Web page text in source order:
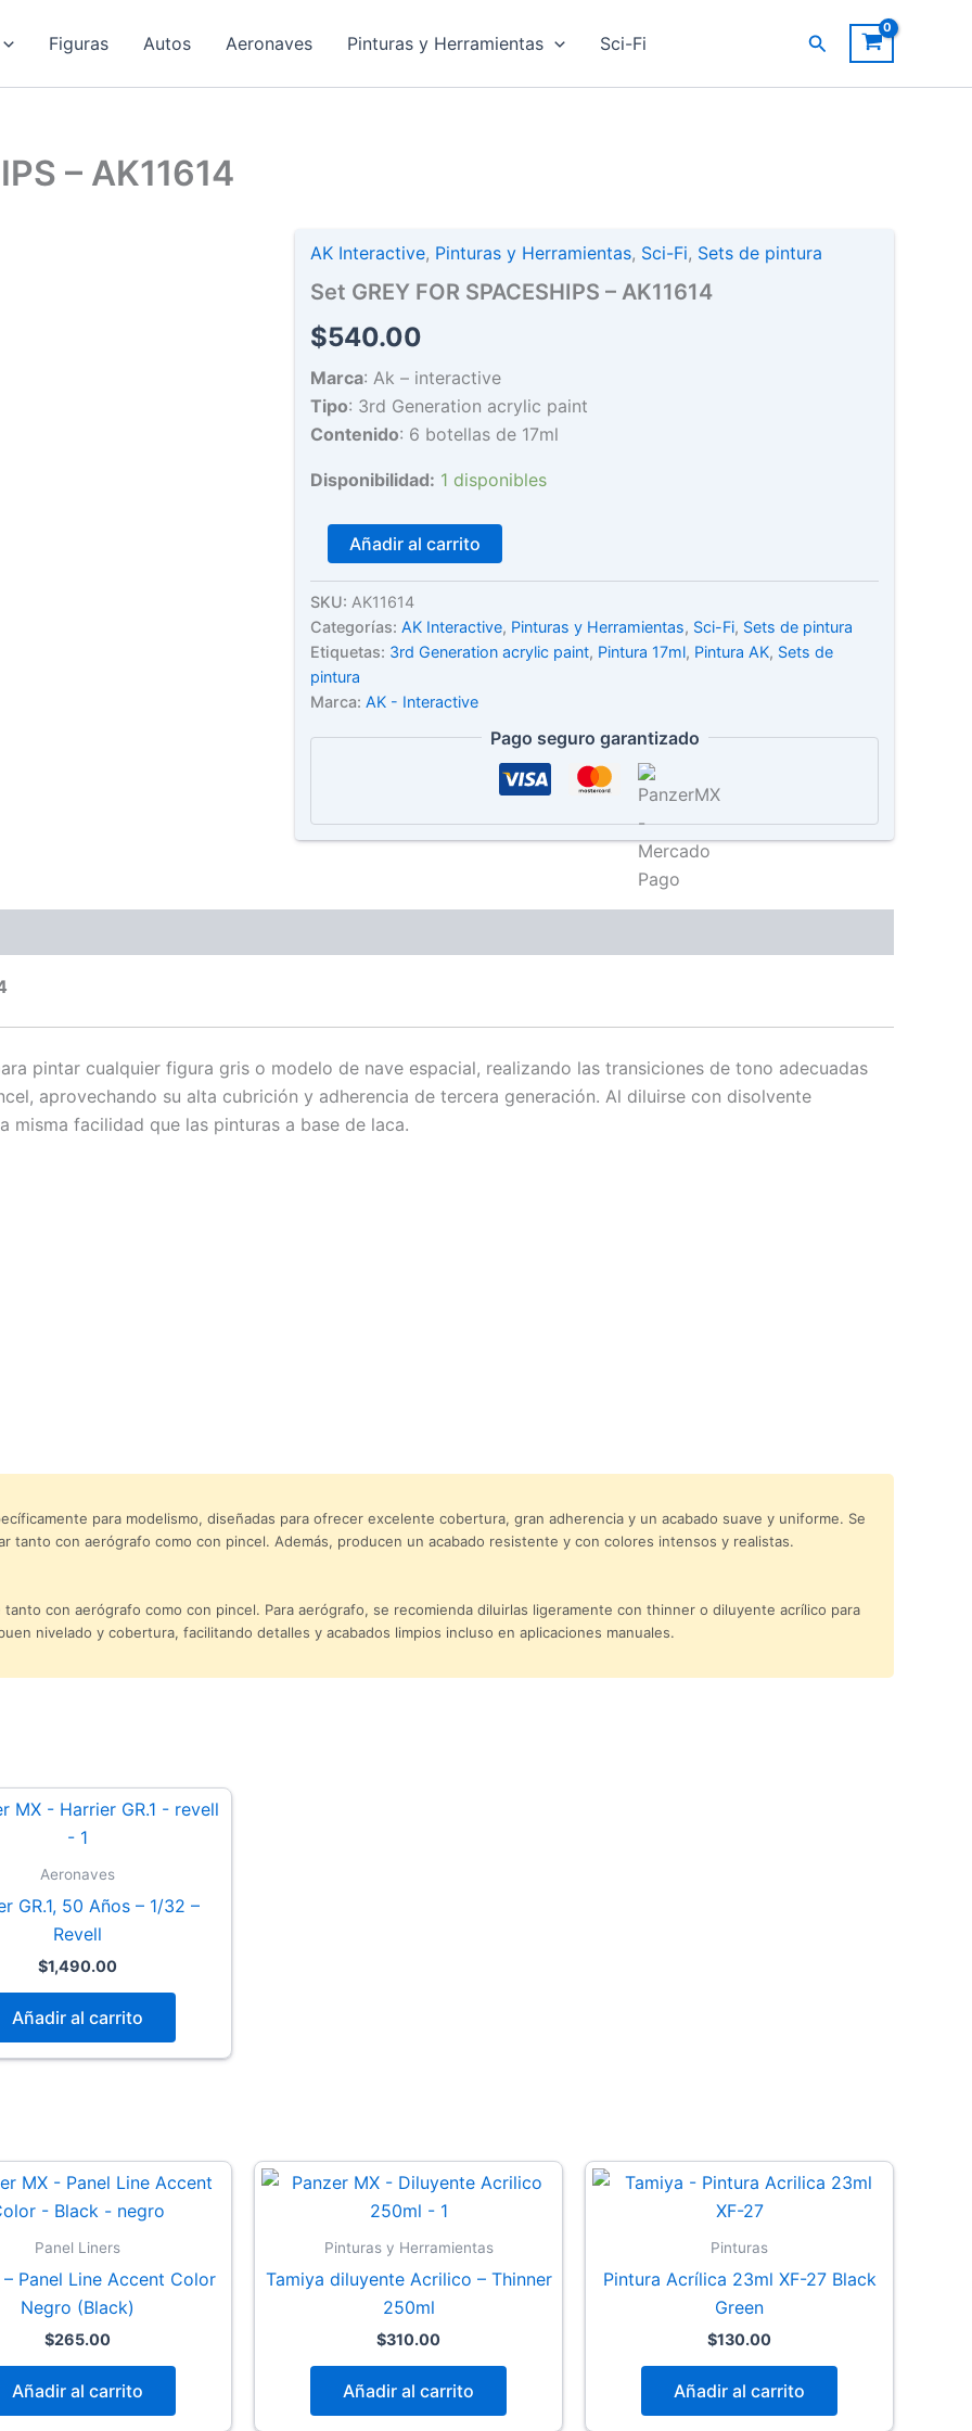
Figuras Autos Aeronaves Pinturas y Herramientas Sci-Fi Buscar
– AK11614
AK Interactive, Pinturas y Herramientas, Sci-Fi, Sets de pintura
Set GREY FOR SPACESHIPS – AK11614
$540.00
Marca: Ak – interactive
Tipo: 3rd Generation acrylic paint
Contenido: 6 botellas de 17ml
Disponibilidad: 1 disponibles
Set
GREY
FOR
SPACESHIPS
-
AK11614
cantidad
Añadir al carrito
SKU: AK11614
Categorías:AK Interactive, Pinturas y Herramientas, Sci-Fi, Sets de pintura
Etiquetas: 3rd Generation acrylic paint, Pintura 17ml, Pintura AK, Sets de
pintura
Marca:AK - Interactive
Pago seguro garantizado
pintar cualquier figura gris o modelo de nave espacial, realizando las transiciones de tono adecuadas
aprovechando su alta cubrición y adherencia de tercera generación. Al diluirse con disolvente
facilidad que las pinturas a base de laca.
para modelismo, diseñadas para ofrecer excelente cobertura, gran adherencia y un acabado suave y uniforme. Se
tanto con aerógrafo como con pincel. Además, producen un acabado resistente y con colores intensos y realistas.
con aerógrafo como con pincel. Para aerógrafo, se recomienda diluirlas ligeramente con thinner o diluyente acrílico para
nivelado y cobertura, facilitando detalles y acabados limpios incluso en aplicaciones manuales.
Aeronaves
GR.1, 50 Años – 1/32 –
Revell
$1,490.00
Añadir al carrito
Panel Liners
– Panel Line Accent Color
Negro (Black)
$265.00
Añadir al carrito
Pinturas y Herramientas
Tamiya diluyente Acrilico – Thinner
250ml
$310.00
Añadir al carrito
Pinturas
Pintura Acrílica 23ml XF-27 Black
Green
$130.00
Añadir al carrito
AK11614